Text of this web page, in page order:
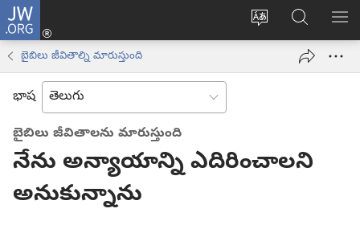
JW.ORG
సైట్
మార్చండి
లాగిన్
(కొత్త
ఓపెన్‌
JW.ORGలో
వెదకండి
బైబిలు జీవితాల్ని మారుస్తుంది
భాష
బైబిలు జీవితాలను మారుస్తుంది
నేను అన్యాయాన్ని ఎదిరించాలని
అనుకున్నాను